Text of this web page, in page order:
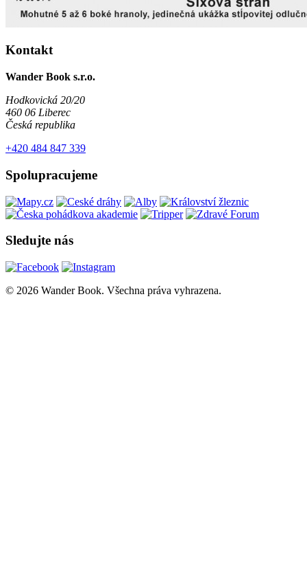
Kontakt
Wander Book s.r.o.
Hodkovická 20/20
460 06 Liberec
Česká republika
+420 484 847 339
Spolupracujeme
Sledujte nás
© 2026 Wander Book. Všechna práva vyhrazena.